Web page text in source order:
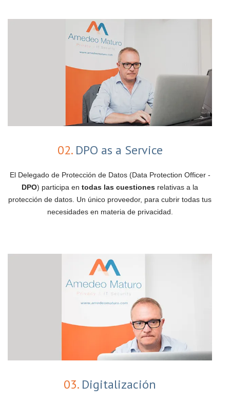
02.DPO as a Service
El Delegado de Protección de Datos (Data Protection Officer -
DPO) participa en todas las cuestiones relativas a la
protección de datos. Un único proveedor, para cubrir todas tus
necesidades en materia de privacidad.
03.Digitalización